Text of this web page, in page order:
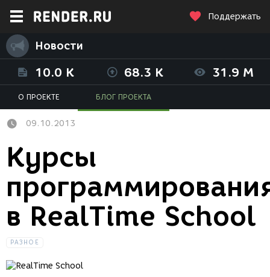
Поддержать
Новости
10.0 K 68.3 K 31.9 M
О ПРОЕКТЕ БЛОГ ПРОЕКТА
09.10.2013
Курсы
в RealTime School
РАЗНОЕ